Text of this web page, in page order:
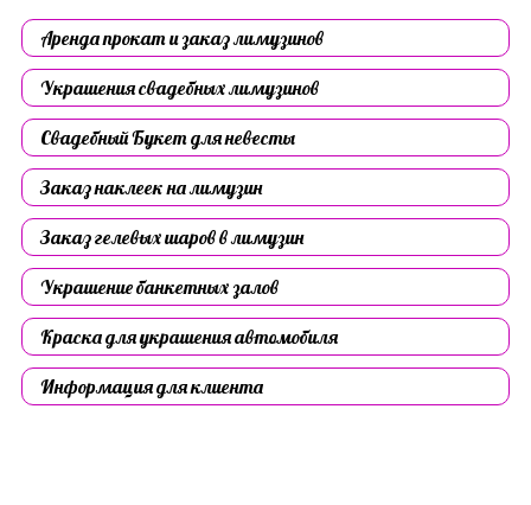
Аренда прокат и заказ лимузинов
Украшения свадебных лимузинов
Свадебный Букет для невесты
Заказ наклеек на лимузин
Заказ гелевых шаров в лимузин
Украшение банкетных залов
Краска для украшения автомобиля
Информация для клиента